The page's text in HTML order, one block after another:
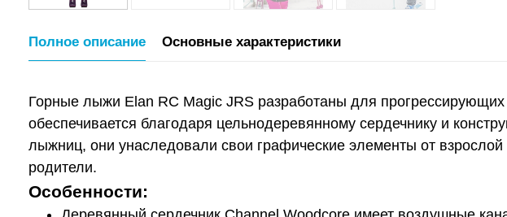
Полное описание Основные характеристики
Горные лыжи Elan RC Magic JRS разработаны для
обеспечивается благодаря цельнодеревянному сердечнику и
лыжниц, они унаследовали свои графические элементы от
родители.
Особенности: